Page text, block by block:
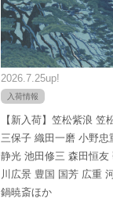
2026.7.25up!
入荷情報
【新入荷】笠松紫浪 笠
三保子 織田一磨 小野忠
静光 池田修三 森田恒友
川広景 豊国 国芳 広重
鍋暁斎ほか